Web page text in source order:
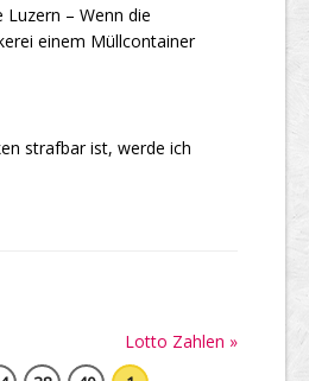
– Wenn die
einem Müllcontainer
strafbar ist, werde ich
Lotto Zahlen »